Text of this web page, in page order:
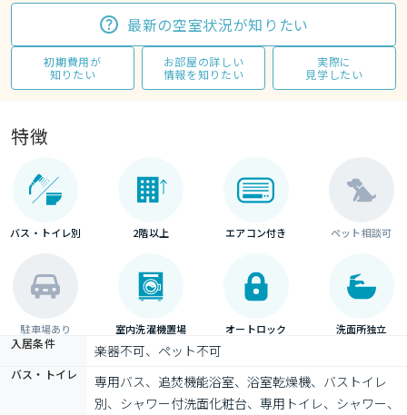
最新の空室状況が知りたい
初期費用が
知りたい
お部屋の詳しい
情報を知りたい
実際に
見学したい
特徴
バス・トイレ別 2階以上 エアコン付き ペット相談可
駐車場あり 室内洗濯機置場 オートロック 洗面所独立
入居条件 楽器不可、ペット不可
バス・トイレ
専用バス、追焚機能浴室、浴室乾燥機、バストイレ
別、シャワー付洗面化粧台、専用トイレ、シャワー、